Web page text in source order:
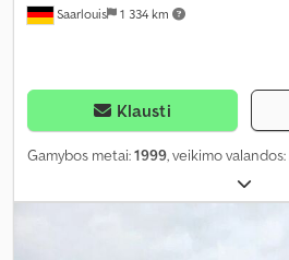
Saarlouis 1 334 km
Klausti
Gamybos metai:1999, veikimo valandos: